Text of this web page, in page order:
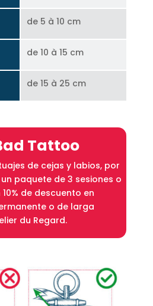
de 5 à 10 cm
de 10 à 15 cm
de 15 à 25 cm
Tattoo
de cejas y labios, por
paquete de 3 sesiones o
de descuento en
o de larga
du Regard.